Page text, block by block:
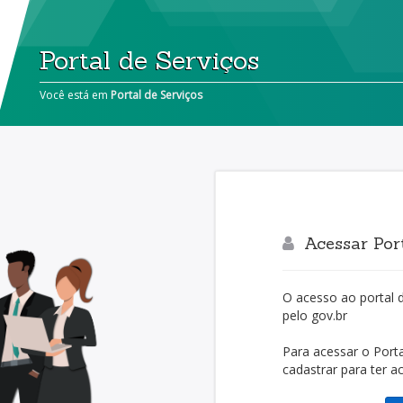
Portal de Serviços
Você está em Portal de Serviços
Acessar
O acesso ao portal
pelo gov.br
Para acessar o
cadastrar para ter